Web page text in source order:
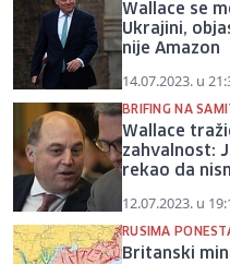
Wallace se
Ukrajini,
nije Amazon
14.07.2023. u
BRIFING NA
Wallace
zahvalnost:
rekao da
12.07.2023. u
RUSIMA
Britanski